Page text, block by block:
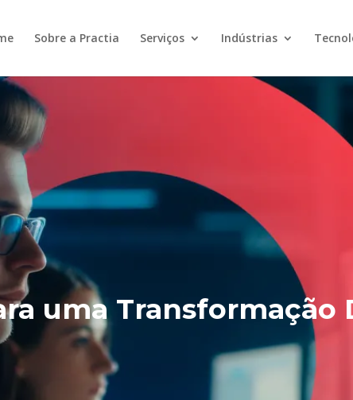
Sobre a Practia Serviços Indústrias
uma Transformação